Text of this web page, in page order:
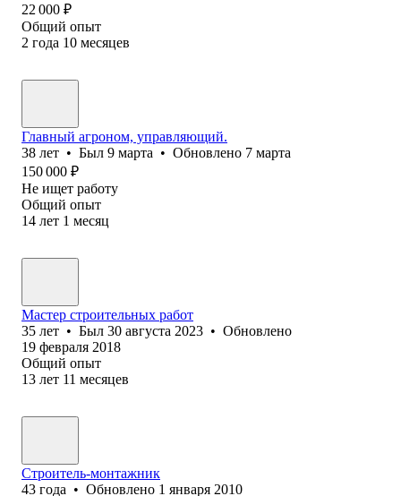
22 000 ₽
Общий опыт
2 года 10 месяцев
Главный агроном, управляющий.
38 лет • Был 9 марта • Обновлено 7 марта
150 000 ₽
Не ищет работу
Общий опыт
14 лет 1 месяц
Мастер строительных работ
35 лет • Был 30 августа 2023 • Обновлено
19 февраля 2018
Общий опыт
13 лет 11 месяцев
Строитель-монтажник
43 года • Обновлено 1 января 2010